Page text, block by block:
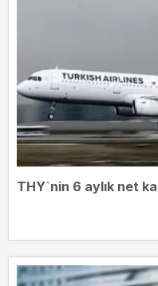
THY`nin 6 aylık net